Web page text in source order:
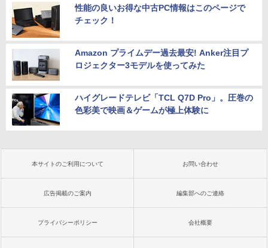
性能の良いお得な中古PC情報はこのページで
チェック！
Amazon プライムデー過去最安! Anker注目プ
ロジェクター3モデルを使ってみた
ハイグレードテレビ「TCL Q7D Pro」。圧巻の
色彩美で映画＆ゲームが極上体験に
本サイトのご利用について お問い合わせ
広告掲載のご案内 編集部へのご連絡
プライバシーポリシー 会社概要